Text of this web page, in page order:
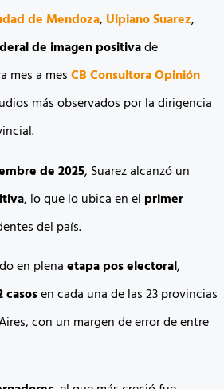
de Mendoza, Ulpiano Suarez,
de imagen positivade
mes a mesCB Consultora Opinión
más observados por la dirigencia
de 2025, Suarez alcanzó un
, lo que lo ubica en el primer
del país.
en plenaetapa pos electoral,
casosen cada una de las 23 provincias
con un margen de error de entre